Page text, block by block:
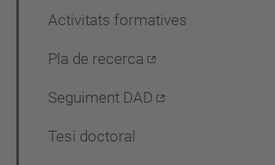
Activitats formatives
Pla de recerca
Seguiment DAD
Tesi doctoral